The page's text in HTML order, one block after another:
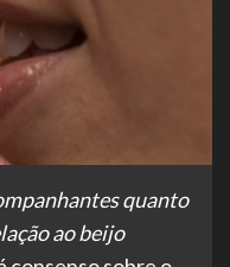
quanto
ao beijo